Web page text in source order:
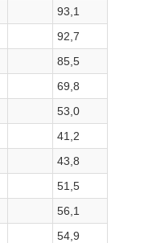
93,1
92,7
85,5
69,8
53,0
41,2
43,8
51,5
56,1
54,9